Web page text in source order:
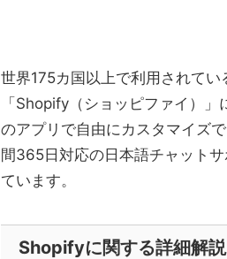
世界175カ国以上で利用されて
「Shopify（ショッピファイ）
のアプリで自由にカスタマイズ
間365日対応の日本語チャット
ています。
Shopifyに関する詳細解説